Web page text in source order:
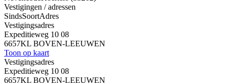
Vestigingen / adressen
SindsSoortAdres
Vestigingsadres
Expeditieweg 10 08
6657KL BOVEN-LEEUWEN
Toon op kaart
Vestigingsadres
Expeditieweg 10 08
6657KL BOVEN-LEEUWEN